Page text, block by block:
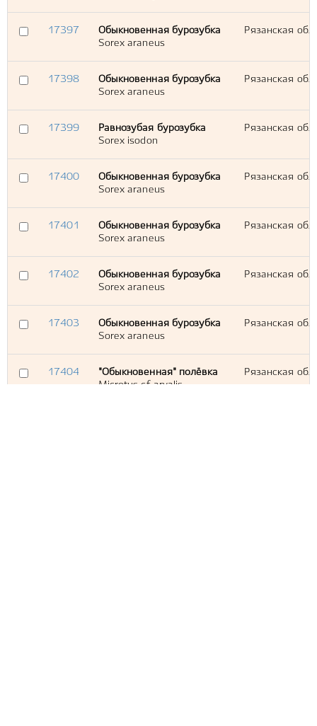
17397
Обыкновенная бурозубка
Sorex araneus
Рязанская
17398
Обыкновенная бурозубка
Sorex araneus
Рязанская
17399
Равнозубая бурозубка
Sorex isodon
Рязанская
17400
Обыкновенная бурозубка
Sorex araneus
Рязанская
17401
Обыкновенная бурозубка
Sorex araneus
Рязанская
17402
Обыкновенная бурозубка
Sorex araneus
Рязанская
17403
Обыкновенная бурозубка
Sorex araneus
Рязанская
17404
"Обыкновенная" полёвка
Microtus cf. arvalis
Рязанская